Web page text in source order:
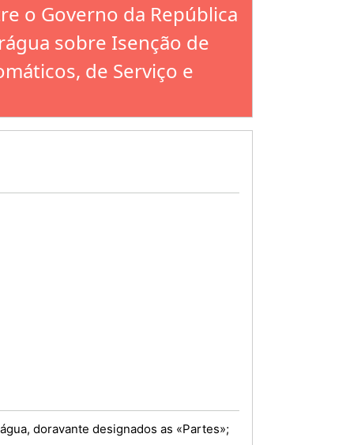
o Governo da República
sobre Isenção de
de Serviço e
doravante designados as «Partes»;